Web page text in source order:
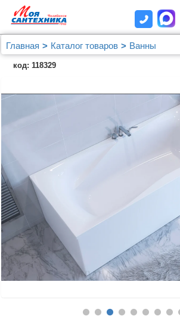
Главная Каталог товаров
Ванны
Из искусственного камня
Ванна из искусственного камня
код: 118329